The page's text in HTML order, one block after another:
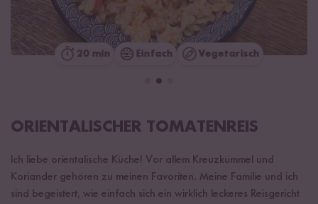
20 min Einfach Vegetarisch
ORIENTALISCHER TOMATENREIS
Ich liebe orientalische Küche! Vor allem Kreuzkümmel und
Koriander gehören zu meinen Favoriten. Meine Familie und ich
sind begeistert, wie einfach sich ein wirklich leckeres Reisgericht